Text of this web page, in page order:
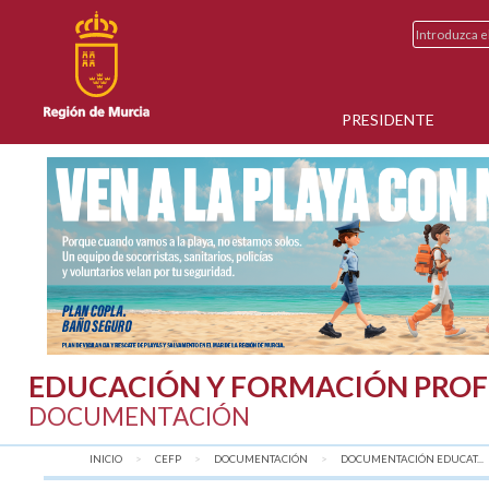
PRESIDENTE
EDUCACIÓN Y FORMACIÓN
DOCUMENTACIÓN
INICIO CEFP DOCUMENTACIÓN DOCUMENTACIÓN EDUCAT...